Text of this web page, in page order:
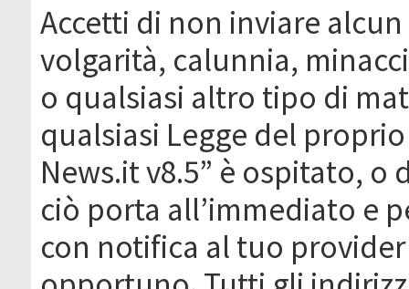
Accetti di non inviare
volgarità, calunnia,
o qualsiasi altro tipo di
qualsiasi Legge del
News.it v8.5” è ospitato, o
ciò porta all’immediato e
con notifica al tuo